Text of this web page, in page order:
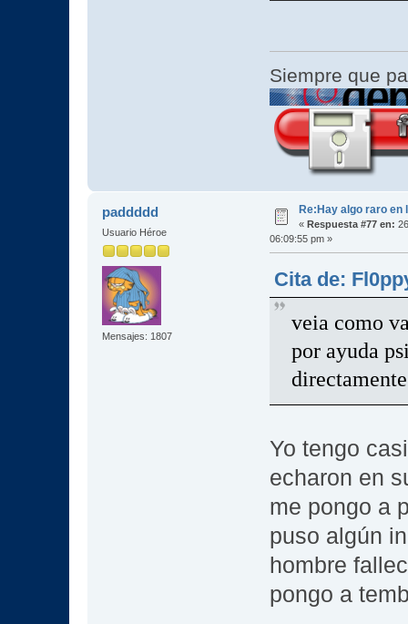
Siempre que
paddddd
Usuario Héroe
Mensajes: 1807
Re:Hay algo raro en
« Respuesta #77 en:
06:09:55 pm »
Cita de:
veia como
por ayuda
directamente
Yo tengo
echaron en
me pongo a
puso algún
hombre
pongo a